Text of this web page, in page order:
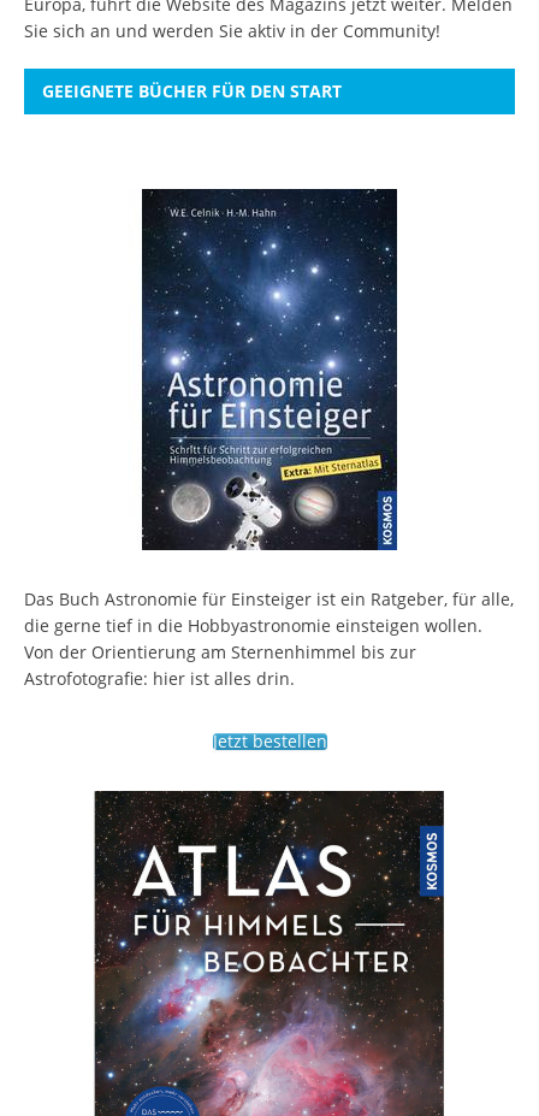
Sie sich an und werden Sie aktiv in der Community!
GEEIGNETE BÜCHER FÜR DEN START
Das Buch Astronomie für Einsteiger ist ein Ratgeber, für alle,
die gerne tief in die Hobbyastronomie einsteigen wollen.
Von der Orientierung am Sternenhimmel bis zur
Astrofotografie: hier ist alles drin.
Jetzt bestellen